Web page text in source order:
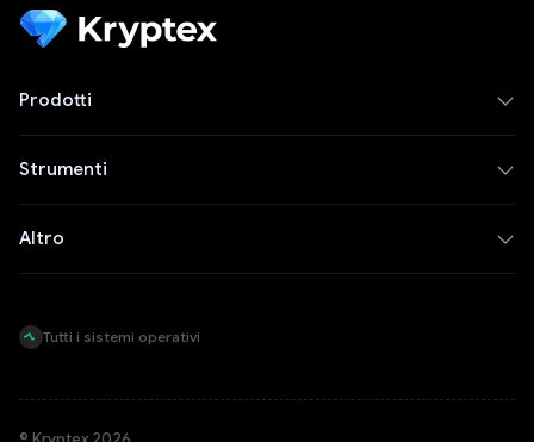
Prodotti
Strumenti
Altro
Tutti i sistemi operativi